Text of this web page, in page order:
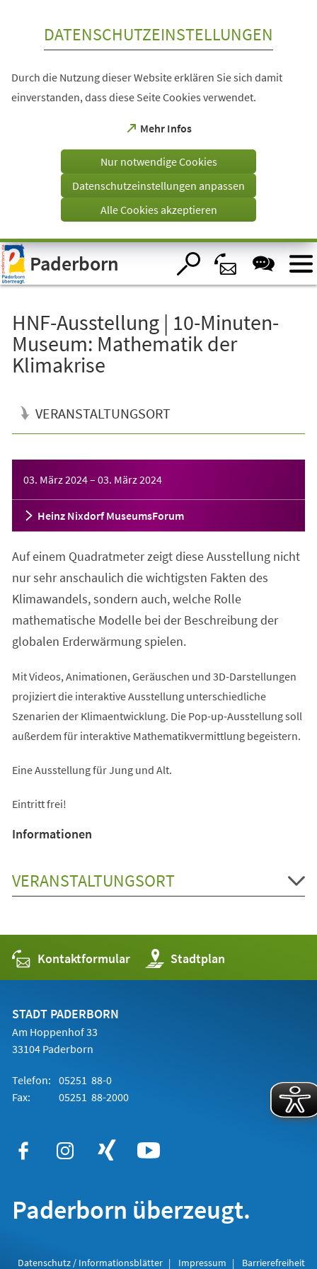
Visuelle
Assistenzsoftware
öffnen.
DATENSCHUTZEINSTELLUNGEN
Durch die Nutzung dieser Website erklären Sie sich damit
einverstanden, dass diese Seite Cookies verwendet.
Mehr Infos
(Öffnet
einem
Tab)
Nur notwendige Cookies
Datenschutzeinstellungen anpassen
Alle Cookies akzeptieren
Paderborn
HNF-Ausstellung | 10-Minuten-
Museum: Mathematik der
Klimakrise
VERANSTALTUNGSORT
03. März 2024– 03. März 2024
Heinz Nixdorf MuseumsForum
Auf einem Quadratmeter zeigt diese Ausstellung nicht
nur sehr anschaulich die wichtigsten Fakten des
Klimawandels, sondern auch, welche Rolle
mathematische Modelle bei der Beschreibung der
globalen Erderwärmung spielen.
Mit Videos, Animationen, Geräuschen und 3D-Darstellungen
projiziert die interaktive Ausstellung unterschiedliche
Szenarien der Klimaentwicklung. Die Pop-up-Ausstellung soll
außerdem für interaktive Mathematikvermittlung begeistern.
Eine Ausstellung für Jung und Alt.
Eintritt frei!
Informationen
VERANSTALTUNGSORT
Kontaktformular Stadtplan
(Öffnet
in
einem
STADT PADERBORN
Am Hoppenhof 33
33104 Paderborn
Telefon: 05251 88-0
Fax:
05251 88-2000
Paderborn überzeugt.
Datenschutz / Informationsblätter Impressum
Barrierefreiheit